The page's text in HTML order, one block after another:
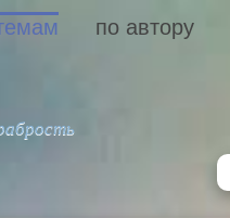
по автору